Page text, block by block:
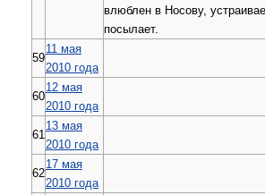
влюблен в Носову,
посылает.
59
11 мая
2010 года
60
12 мая
2010 года
61
13 мая
2010 года
62
17 мая
2010 года